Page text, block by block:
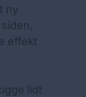
ny
effekt
lidt